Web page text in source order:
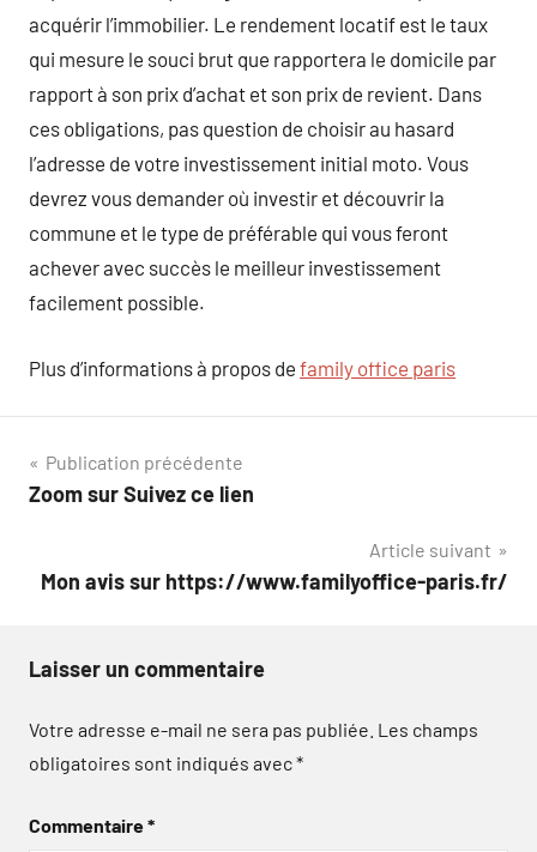
acquérir l’immobilier. Le rendement locatif est le taux
qui mesure le souci brut que rapportera le domicile par
rapport à son prix d’achat et son prix de revient. Dans
ces obligations, pas question de choisir au hasard
l’adresse de votre investissement initial moto. Vous
devrez vous demander où investir et découvrir la
commune et le type de préférable qui vous feront
achever avec succès le meilleur investissement
facilement possible.
Plus d’informations à propos de family office paris
Navigation
de
Publication précédente
Zoom sur Suivez ce lien
Article suivant
Mon avis sur https://www.familyoffice-paris.fr/
Laisser un commentaire
Votre adresse e-mail ne sera pas publiée. Les champs
obligatoires sont indiqués avec*
Commentaire*